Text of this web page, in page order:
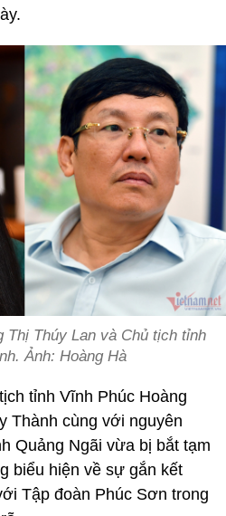
Thị Thúy Lan và Chủ tịch tỉnh
Ảnh: Hoàng Hà
tỉnh Vĩnh Phúc Hoàng
Thành cùng với nguyên
Quảng Ngãi vừa bị bắt tạm
biểu hiện về sự gắn kết
Tập đoàn Phúc Sơn trong